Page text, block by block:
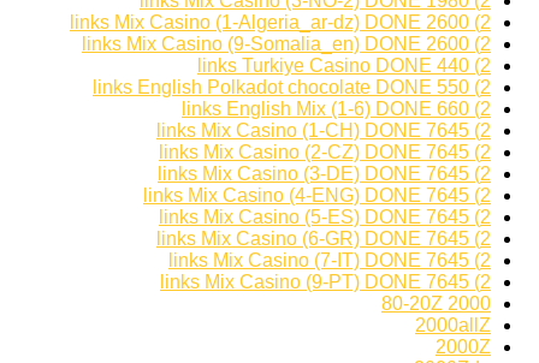
2) 2600 links Mix Casino (1-Algeria_ar-dz) DONE
2) 2600 links Mix Casino (9-Somalia_en) DONE
2) 440 links Turkiye Casino DONE
2) 550 links English Polkadot chocolate DONE
2) 660 links English Mix (1-6) DONE
2) 7645 links Mix Casino (1-CH) DONE
2) 7645 links Mix Casino (2-CZ) DONE
2) 7645 links Mix Casino (3-DE) DONE
2) 7645 links Mix Casino (4-ENG) DONE
2) 7645 links Mix Casino (5-ES) DONE
2) 7645 links Mix Casino (6-GR) DONE
2) 7645 links Mix Casino (7-IT) DONE
2) 7645 links Mix Casino (9-PT) DONE
2000 80-20Z
2000allZ
2000Z